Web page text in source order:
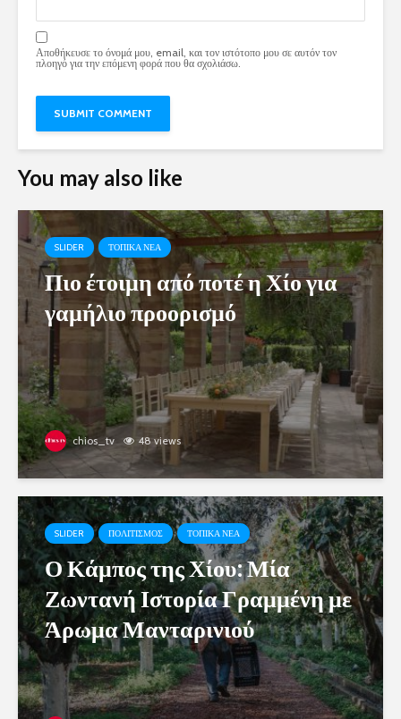
Αποθήκευσε το όνομά μου, email, και τον ιστότοπο μου σε αυτόν τον
πλοηγό για την επόμενη φορά που θα σχολιάσω.
You may also like
SLIDER ΤΟΠΙΚΑ ΝΕΑ
Πιο έτοιμη από ποτέ η Χίο για
γαμήλιο προορισμό
chios_tv 48 views
SLIDER ΠΟΛΙΤΙΣΜΟΣ ΤΟΠΙΚΑ ΝΕΑ
Ο Κάμπος της Χίου: Μία
Ζωντανή Ιστορία Γραμμένη με
Άρωμα Μανταρινιού